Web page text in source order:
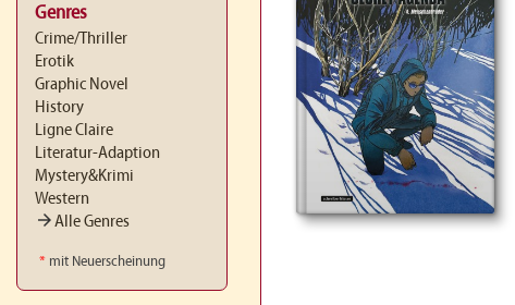
Genres
Crime/Thriller
Erotik
Graphic Novel
History
Ligne Claire
Literatur-Adaption
Mystery&Krimi
Western
arrow_forwardAlle Genres
* mit Neuerscheinung